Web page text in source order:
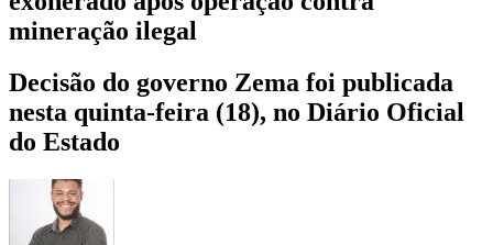
mineração ilegal
Decisão do governo Zema foi publicada
nesta quinta-feira (18), no Diário Oficial
do Estado